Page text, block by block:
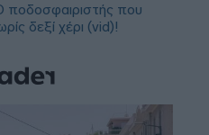
ποδοσφαιριστής που
δεξί χέρι (vid)!